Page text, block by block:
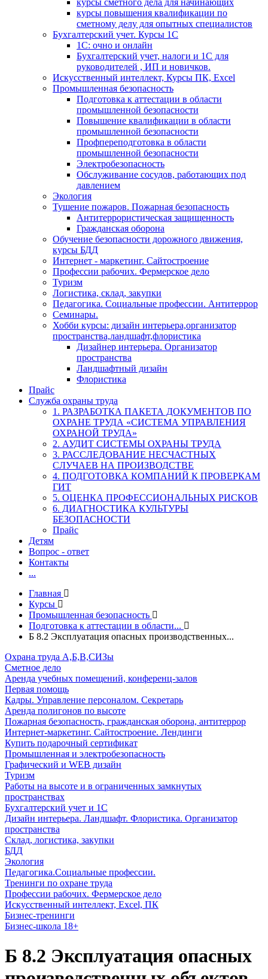
курсы сметного дела для начинающих
курсы повышения квалификации по
сметному делу для опытных специалистов
Бухгалтерский учет. Курсы 1С
1С: очно и онлайн
Бухгалтерский учет, налоги и 1С для
руководителей , ИП и новичков.
Искусственный интеллект, Курсы ПК, Excel
Промышленная безопасность
Подготовка к аттестации в области
промышленной безопасности
Повышение квалификации в области
промышленной безопасности
Профпереподготовка в области
промышленной безопасности
Электробезопасность
Обслуживание сосудов, работающих под
давлением
Экология
Тушение пожаров. Пожарная безопасность
Антитеррористическая защищенность
Гражданская оборона
Обучение безопасности дорожного движения,
курсы БДД
Интернет - маркетинг. Сайтостроение
Профессии рабочих. Фермерское дело
Туризм
Логистика, склад, закупки
Педагогика. Социальные профессии. Антитеррор
Семинары.
Хобби курсы: дизайн интерьера,организатор
пространства,ландшафт,флористика
Дизайнер интерьера. Организатор
пространства
Ландшафтный дизайн
Флористика
Прайс
Служба охраны труда
1. РАЗРАБОТКА ПАКЕТА ДОКУМЕНТОВ ПО
ОХРАНЕ ТРУДА «СИСТЕМА УПРАВЛЕНИЯ
ОХРАНОЙ ТРУДА»
2. АУДИТ СИСТЕМЫ ОХРАНЫ ТРУДА
3. РАССЛЕДОВАНИЕ НЕСЧАСТНЫХ
СЛУЧАЕВ НА ПРОИЗВОДСТВЕ
4. ПОДГОТОВКА КОМПАНИЙ К ПРОВЕРКАМ
ГИТ
5. ОЦЕНКА ПРОФЕССИОНАЛЬНЫХ РИСКОВ
6. ДИАГНОСТИКА КУЛЬТУРЫ
БЕЗОПАСНОСТИ
Прайс
Детям
Вопрос - ответ
Контакты
...
Главная
Курсы
Промышленная безопасность
Подготовка к аттестации в области...
Б 8.2 Эксплуатация опасных производственных...
Охрана труда А,Б,В,СИЗы
Сметное дело
Аренда учебных помещений, конференц-залов
Первая помощь
Кадры. Управление персоналом. Секретарь
Аренда полигонов по высоте
Пожарная безопасность, гражданская оборона, антитеррор
Интернет-маркетинг. Сайтостроение. Лендинги
Купить подарочный сертификат
Промышленная и электробезопасность
Графический и WEB дизайн
Туризм
Работы на высоте и в ограниченных замкнутых
пространствах
Бухгалтерский учет и 1С
Дизайн интерьера. Ландшафт. Флористика. Организатор
пространства
Склад, логистика, закупки
БДД
Экология
Педагогика.Социальные профессии.
Тренинги по охране труда
Профессии рабочих. Фермерское дело
Искусственный интеллект, Excel, ПК
Бизнес-тренинги
Бизнес-школа 18+
Б 8.2 Эксплуатация опасных